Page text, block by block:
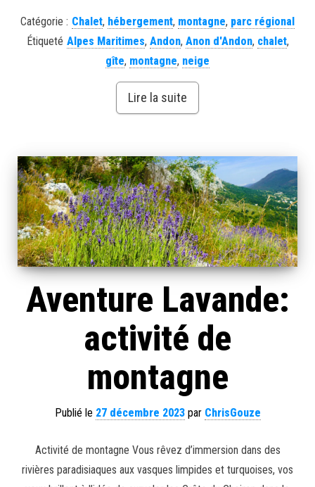
Catégorie : Chalet, hébergement, montagne, parc régional
Étiqueté Alpes Maritimes, Andon, Anon d'Andon, chalet,
gîte, montagne, neige
Lire la suite
Aventure Lavande:
activité de
montagne
Publié le 27 décembre 2023par ChrisGouze
Activité de montagne Vous rêvez d’immersion dans des
rivières paradisiaques aux vasques limpides et turquoises, vos